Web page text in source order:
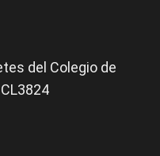
del Colegio de